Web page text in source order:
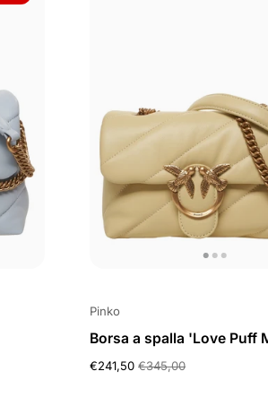
Pinko
Borsa a spalla 'Love Puff
€241,50 €345,00